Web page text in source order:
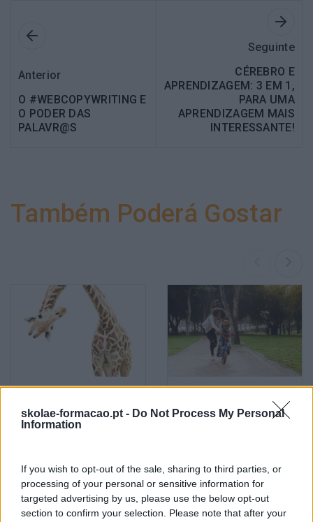
skolae-formacao.pt - Do Not Process My Personal
Information
If you wish to opt-out of the sale, sharing to third parties, or
processing of your personal or sensitive information for
targeted advertising by us, please use the below opt-out
section to confirm your selection. Please note that after your
Anterior
O #WEBCOPYWRITING E
O PODER DAS
PALAVR@S
Seguinte
CÉREBRO E
APRENDIZAGEM: 3 EM 1,
PARA UMA
APRENDIZAGEM MAIS
INTERESSANTE!
Também Poderá Gostar
IA
Onde Começar A
Pesquisa